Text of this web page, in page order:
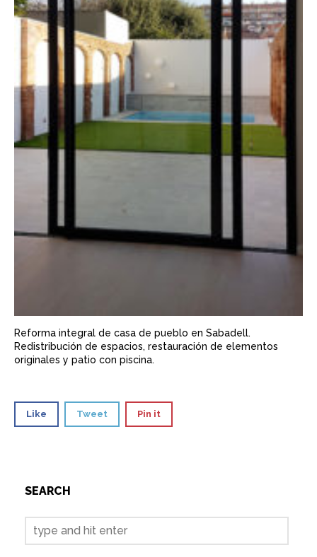
Reforma integral de casa de pueblo en Sabadell.
Redistribución de espacios, restauración de elementos
originales y patio con piscina.
Like Tweet Pin it
SEARCH